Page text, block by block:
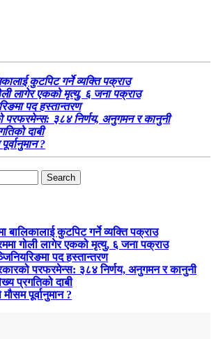
कुटपिट गर्ने व्यक्ति पक्राउ
लागेर एकको मृत्यु, ६ जना पक्राउ
पद हस्तान्तरण
परफरमेन्स: ३८४ निर्णय, अनुगमन र कानुनी
दाबी
?
बालिकालाई कुटपिट गर्ने व्यक्ति पक्राउ
गोली लागेर एकको मृत्यु, ६ जना पक्राउ
पद हस्तान्तरण
परफरमेन्स: ३८४ निर्णय, अनुगमन र कानुनी
प्रगतिको दाबी
पूर्वानुमान ?